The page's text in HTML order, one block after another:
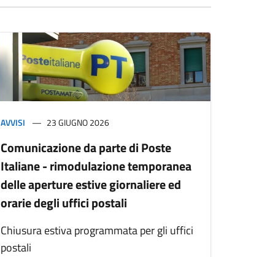
AVVISI 23 GIUGNO 2026
Comunicazione da parte di Poste
Italiane - rimodulazione temporanea
delle aperture estive giornaliere ed
orarie degli uffici postali
Chiusura estiva programmata per gli uffici
postali